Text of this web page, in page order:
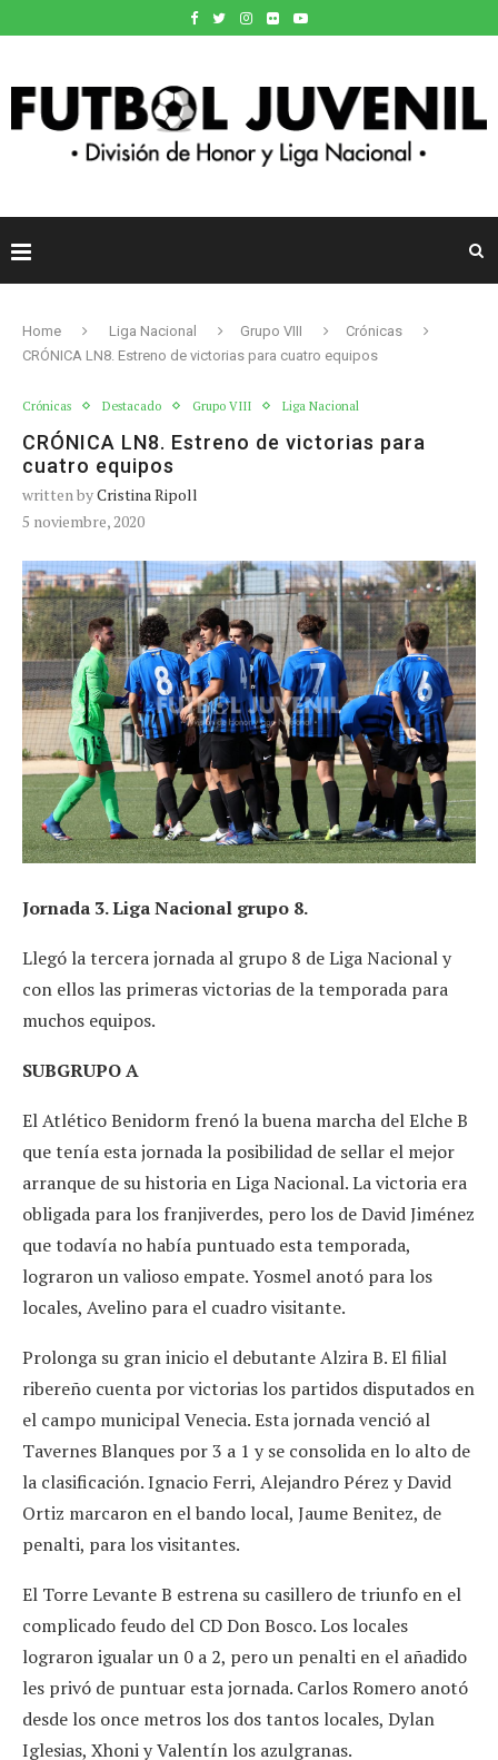
Home Liga Nacional Grupo VIII
Crónicas
CRÓNICA LN8. Estreno de victorias para cuatro equipos
Crónicas Destacado Grupo VIII Liga Nacional
CRÓNICA LN8. Estreno de victorias para
cuatro equipos
written byCristina Ripoll
5 noviembre, 2020
Jornada 3. Liga Nacional grupo 8.
Llegó la tercera jornada al grupo 8 de Liga Nacional y
con ellos las primeras victorias de la temporada para
muchos equipos.
SUBGRUPO A
El Atlético Benidorm frenó la buena marcha del Elche B
que tenía esta jornada la posibilidad de sellar el mejor
arranque de su historia en Liga Nacional. La victoria era
obligada para los franjiverdes, pero los de David Jiménez
que todavía no había puntuado esta temporada,
lograron un valioso empate. Yosmel anotó para los
locales, Avelino para el cuadro visitante.
Prolonga su gran inicio el debutante Alzira B. El filial
ribereño cuenta por victorias los partidos disputados en
el campo municipal Venecia. Esta jornada venció al
Tavernes Blanques por 3 a 1 y se consolida en lo alto de
la clasificación. Ignacio Ferri, Alejandro Pérez y David
Ortiz marcaron en el bando local, Jaume Benitez, de
penalti, para los visitantes.
El Torre Levante B estrena su casillero de triunfo en el
complicado feudo del CD Don Bosco. Los locales
lograron igualar un 0 a 2, pero un penalti en el añadido
les privó de puntuar esta jornada. Carlos Romero anotó
desde los once metros los dos tantos locales, Dylan
Iglesias, Xhoni y Valentín los azulgranas.